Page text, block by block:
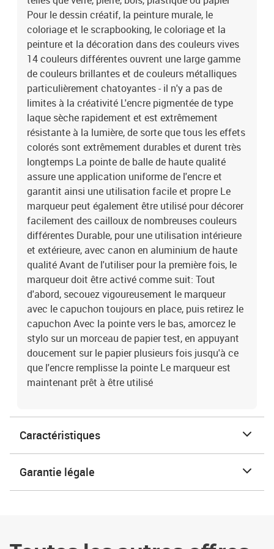
Pour le dessin créatif, la peinture murale, le
coloriage et le scrapbooking, le coloriage et la
peinture et la décoration dans des couleurs vives
14 couleurs différentes ouvrent une large gamme
de couleurs brillantes et de couleurs métalliques
particulièrement chatoyantes - il n'y a pas de
limites à la créativité L'encre pigmentée de type
laque sèche rapidement et est extrêmement
résistante à la lumière, de sorte que tous les effets
colorés sont extrêmement durables et durent très
longtemps La pointe de balle de haute qualité
assure une application uniforme de l'encre et
garantit ainsi une utilisation facile et propre Le
marqueur peut également être utilisé pour décorer
facilement des cailloux de nombreuses couleurs
différentes Durable, pour une utilisation intérieure
et extérieure, avec canon en aluminium de haute
qualité Avant de l'utiliser pour la première fois, le
marqueur doit être activé comme suit: Tout
d'abord, secouez vigoureusement le marqueur
avec le capuchon toujours en place, puis retirez le
capuchon Avec la pointe vers le bas, amorcez le
stylo sur un morceau de papier test, en appuyant
doucement sur le papier plusieurs fois jusqu'à ce
que l'encre remplisse la pointe Le marqueur est
maintenant prêt à être utilisé
Caractéristiques
Garantie légale